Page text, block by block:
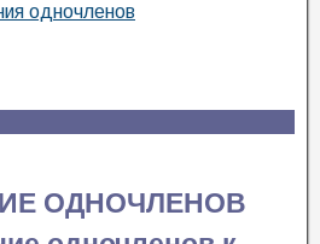
одночленов
ОДНОЧЛЕНОВ